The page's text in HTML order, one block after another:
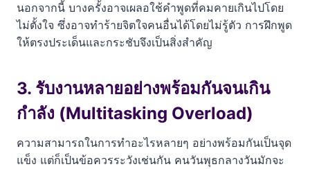
นอกจากนี้ บางครั้งอาจเผลอใช้คำพูดที่คมคายเกินไปโดย
ไม่ตั้งใจ ซึ่งอาจทำร้ายจิตใจคนอื่นได้โดยไม่รู้ตัว การฝึกพูด
ให้ตรงประเด็นและกระชับจึงเป็นสิ่งสำคัญ
3. รับงานหลายอย่างพร้อมกันจนเกิน
กำลัง (Multitasking Overload)
ความสามารถในการทำอะไรหลายๆ อย่างพร้อมกันเป็นจุด
แข็ง แต่ก็เป็นข้อควรระวังเช่นกัน คนวันพุธกลางวันมักจะ